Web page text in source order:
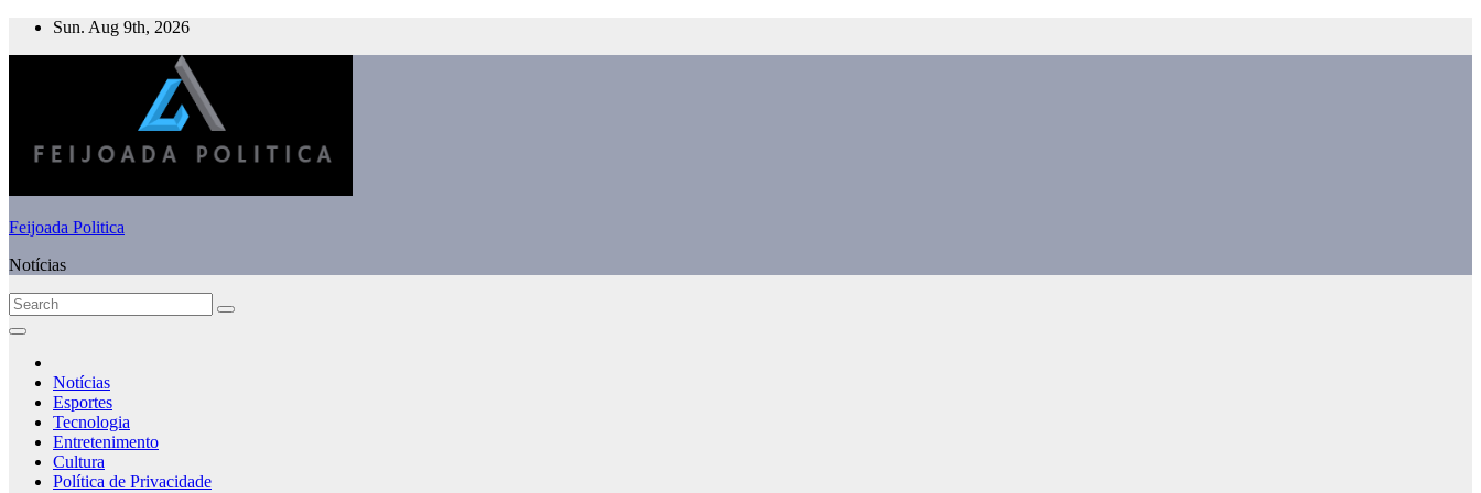
Skip
Sun. Aug 9th, 2026
Feijoada Politica
Notícias
Notícias
Esportes
Tecnologia
Entretenimento
Cultura
Política de Privacidade